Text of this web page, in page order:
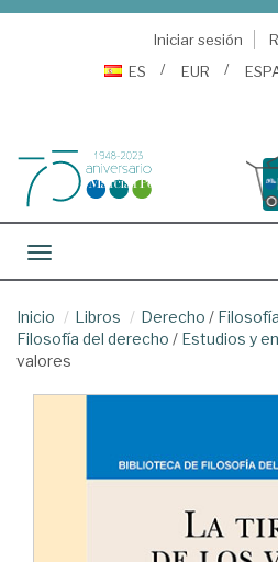
Iniciar sesión
ES
EUR
Toggle navigation
Inicio Libros Derecho /
Filosofía del derecho / Estudios y
valores